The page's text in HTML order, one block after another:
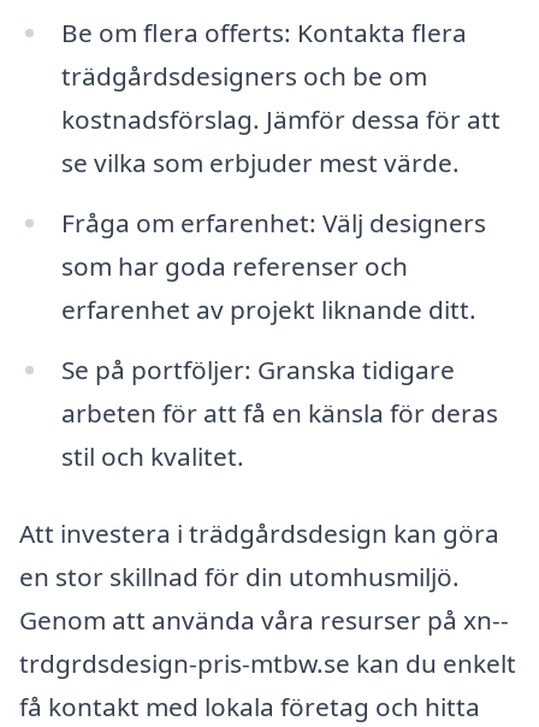
Be om flera offerts: Kontakta flera
trädgårdsdesigners och be om
kostnadsförslag. Jämför dessa för att
se vilka som erbjuder mest värde.
Fråga om erfarenhet: Välj designers
som har goda referenser och
erfarenhet av projekt liknande ditt.
Se på portföljer: Granska tidigare
arbeten för att få en känsla för deras
stil och kvalitet.
Att investera i trädgårdsdesign kan göra
en stor skillnad för din utomhusmiljö.
Genom att använda våra resurser på xn--
trdgrdsdesign-pris-mtbw.se kan du enkelt
få kontakt med lokala företag och hitta